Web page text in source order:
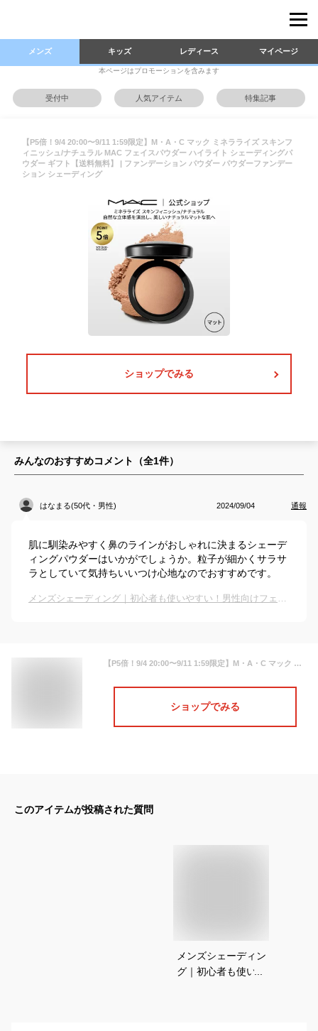
メンズ キッズ レディース マイページ
本ページはプロモーションを含みます
受付中 人気アイテム 特集記事
【P5倍！9/4 20:00〜9/11 1:59限定】M・A・C マック ミネラライズ スキンフ
ィニッシュ/ナチュラル MAC フェイスパウダー ハイライト シェーディングパ
ウダー ギフト【送料無料】 | ファンデーション パウダー パウダーファンデー
ション シェーディング
ショップでみる
みんなのおすすめコメント（全1件）
はなまる(50代・男性) 2024/09/04 通報
肌に馴染みやすく鼻のラインがおしゃれに決まるシェーデ
ィングパウダーはいかがでしょうか。粒子が細かくサラサ
ラとしていて気持ちいいつけ心地なのでおすすめです。
メンズシェーディング｜初心者も使いやすい！男性向けフェイスシャドウのおすすめは？
【P5倍！9/4 20:00〜9/11 1:59限定】M・A・C マック ミネラライズ スキンフィニッシュ/ナチュラル MAC フェイスパウダー ハイライト シェーディングパウダー ギフト【送料無料】 | ファンデーション パウダー パウダーファンデーション シェーディング
ショップでみる
このアイテムが投稿された質問
メンズシェーディン
グ｜初心者も使いや